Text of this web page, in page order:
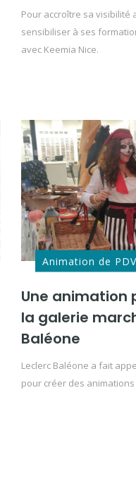
Pour accroître sa visibilité
sensibiliser à ses
avec Keemia Nice.
Animation de PDV
Une animation
la galerie
Baléone
Leclerc Baléone a fait
pour créer des